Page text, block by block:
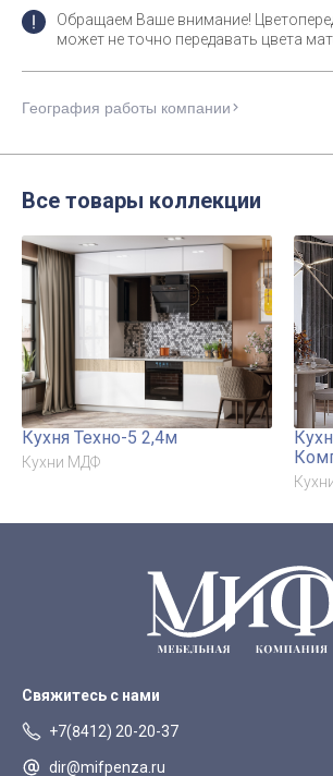
Обращаем Ваше внимание!
может не точно передавать цвета
География работы компании
Все товары коллекции
Кухня Техно-5 2,4м
Кухни МДФ
Свяжитесь с нами
+7(8412) 20-20-37
dir@mifpenza.ru